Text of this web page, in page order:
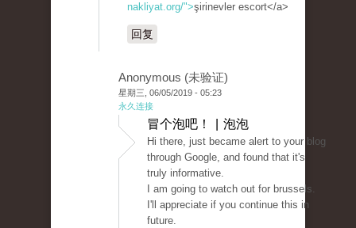
nakliyat.org/">şirinevler escort</a>
回复
Anonymous (未验证)
星期三, 06/05/2019 - 05:23
永久连接
冒个泡吧！ | 泡泡
Hi there, just became alert to your blog
through Google, and found that it's
truly informative.
I am going to watch out for brussels.
I'll appreciate if you continue this in
future.